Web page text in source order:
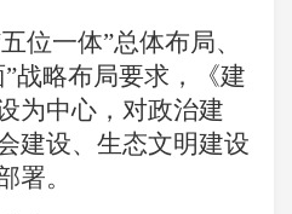
位一体”总体布局、
战略布局要求，《建
为中心，对政治建
建设、生态文明建设
署。